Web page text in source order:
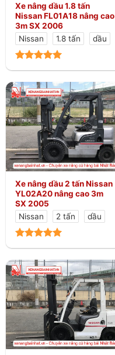
Xe nâng dầu 1.8 tấn
Nissan FL01A18 nâng cao
3m SX 2006
Nissan
1.8 tấn dầu
Xe nâng dầu 2 tấn Nissan
YL02A20 nâng cao 3m
SX 2005
Nissan
2 tấn dầu